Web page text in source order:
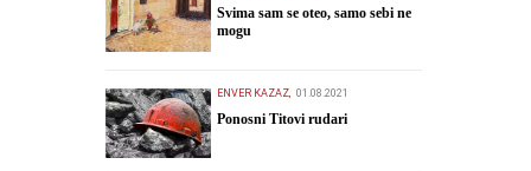
Svima sam se oteo, samo sebi ne
mogu
ENVER KAZAZ, 01.08.2021
Ponosni Titovi rudari